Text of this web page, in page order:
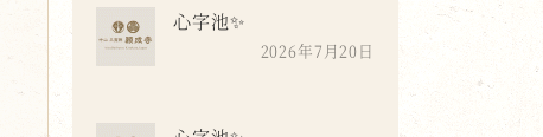
心字池✨
2026年7月20日